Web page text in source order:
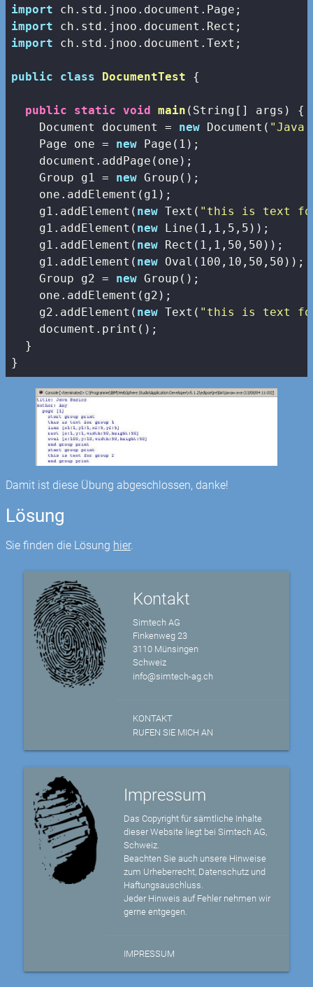
import
import
import ch.std.jnoo.document.Text;
public class DocumentTest {
public static void main (String[] args)
{
    Document document =
new Document( "Java
    Page one =
new Page( 1 );
    document.addPage(one);
    Group g1 =
new Group();
    one.addElement(g1);
    g1.addElement(
new Text( "this is text
    g1.addElement(
new Line( 1 , 1 , 5 , 5 ));
    g1.addElement(
new Rect( 1 , 1 , 50 , 50 ));
    g1.addElement(
new Oval( 100 , 10 , 50 , 50 ));
    Group g2 =
new Group();
    one.addElement(g2);
    g2.addElement(
new Text( "this is text
    document.print();
  }
}
Damit ist diese Übung abgeschlossen, danke!
Lösung
Sie finden die Lösung hier.
Kontakt
Simtech AG
Finkenweg 23
3110 Münsingen
Schweiz
info@simtech-ag.ch
KONTAKT
RUFEN SIE MICH AN
Impressum
Das Copyright für sämtliche Inhalte
dieser Website liegt bei Simtech AG,
Schweiz.
Beachten Sie auch unsere Hinweise
zum Urheberrecht, Datenschutz und
Haftungsauschluss.
Jeder Hinweis auf Fehler nehmen wir
gerne entgegen.
IMPRESSUM